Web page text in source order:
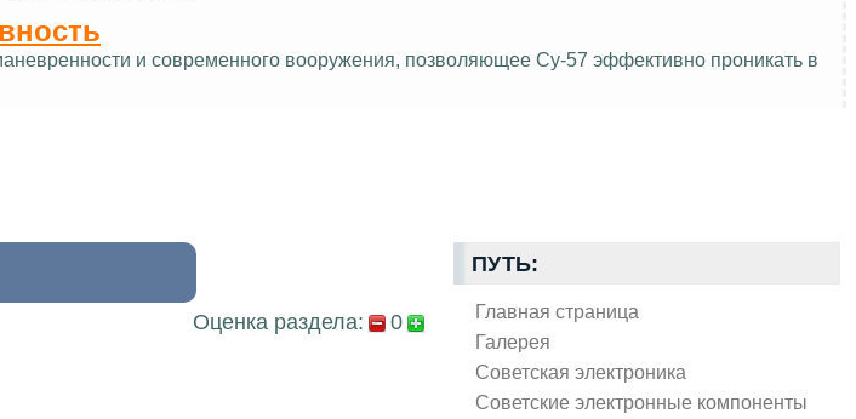
и современного вооружения, позволяющее Су-57 эффективно проникать в
ПУТЬ:
Главная страница
Галерея
Советская электроника
Советские электронные компоненты
Оценка раздела: 0